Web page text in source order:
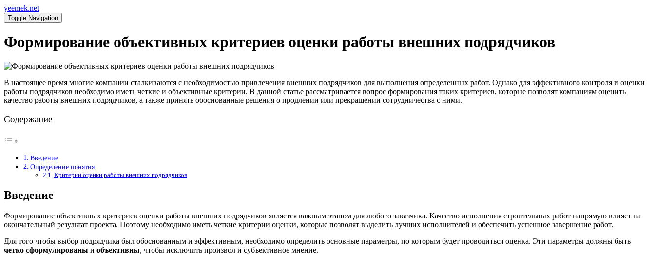
yeemek.net
Toggle Navigation
Формирование объективных критериев оценки работы внешних подрядчиков
В настоящее время многие компании сталкиваются с необходимостью привлечения внешних подрядчиков для выполнения определенных работ. Однако для эффективного контроля и оценки
работы подрядчиков необходимо иметь четкие и объективные критерии. В данной статье рассматривается вопрос формирования таких критериев, которые позволят компаниям оценить
качество работы внешних подрядчиков, а также принять обоснованные решения о продлении или прекращении сотрудничества с ними.
Содержание
Введение
Определение понятия
Критерии оценки работы внешних подрядчиков
Введение
Формирование объективных критериев оценки работы внешних подрядчиков является важным этапом для любого заказчика. Качество исполнения строительных работ напрямую влияет на
окончательный результат проекта. Поэтому необходимо иметь четкие критерии оценки, которые позволят выделить лучших исполнителей и обеспечить успешное завершение работ.
Для того чтобы выбор подрядчика был обоснованным и эффективным, необходимо определить основные параметры, по которым будет проводиться оценка. Эти параметры должны быть
четко сформулированы и объективны, чтобы исключить произвол и субъективное мнение.